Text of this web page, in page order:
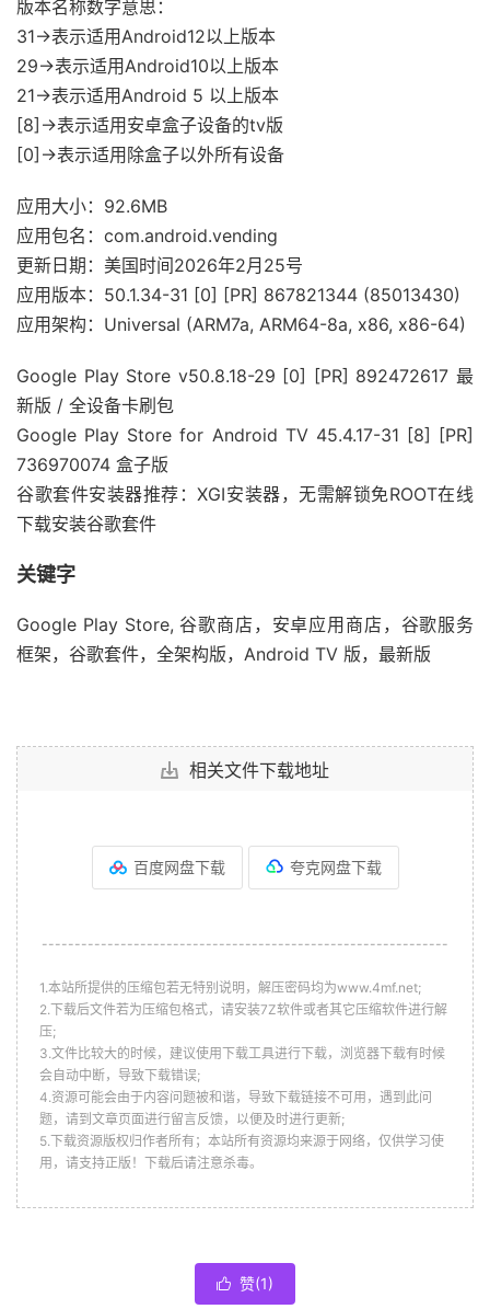
版本名称数字意思：
31->表示适用Android12以上版本
29->表示适用Android10以上版本
21->表示适用Android 5 以上版本
[8]->表示适用安卓盒子设备的tv版
[0]->表示适用除盒子以外所有设备
应用大小：92.6MB
应用包名：com.android.vending
更新日期：美国时间2026年2月25号
应用版本：50.1.34-31 [0] [PR] 867821344 (85013430)
应用架构：Universal (ARM7a, ARM64-8a, x86, x86-64)
Google Play Store v50.8.18-29 [0] [PR] 892472617 最
新版 / 全设备卡刷包
Google Play Store for Android TV 45.4.17-31 [8] [PR]
736970074 盒子版
谷歌套件安装器推荐：XGI安装器，无需解锁免ROOT在线
下载安装谷歌套件
关键字
Google Play Store, 谷歌商店，安卓应用商店，谷歌服务
框架，谷歌套件，全架构版，Android TV 版，最新版
相关文件下载地址
百度网盘下载 夸克网盘下载
--------------------------------------------------------------
1.本站所提供的压缩包若无特别说明，解压密码均为www.4mf.net;
2.下载后文件若为压缩包格式，请安装7Z软件或者其它压缩软件进行解
压;
3.文件比较大的时候，建议使用下载工具进行下载，浏览器下载有时候
会自动中断，导致下载错误;
4.资源可能会由于内容问题被和谐，导致下载链接不可用，遇到此问
题，请到文章页面进行留言反馈，以便及时进行更新;
5.下载资源版权归作者所有；本站所有资源均来源于网络，仅供学习使
用，请支持正版！下载后请注意杀毒。
 赞(1)